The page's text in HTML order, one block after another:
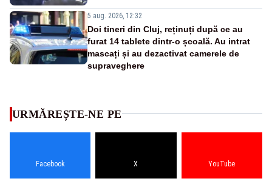
5 aug. 2026, 12:32
Doi tineri din Cluj, reținuți după ce au
furat 14 tablete dintr-o școală. Au intrat
mascați și au dezactivat camerele de
supraveghere
URMĂREȘTE-NE PE
Facebook X YouTube